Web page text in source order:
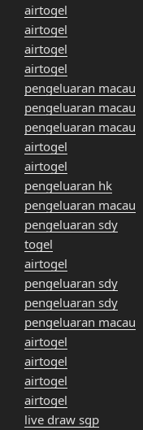
airtogel
airtogel
airtogel
airtogel
pengeluaran macau
pengeluaran macau
pengeluaran macau
airtogel
airtogel
pengeluaran hk
pengeluaran macau
pengeluaran sdy
togel
airtogel
pengeluaran sdy
pengeluaran sdy
pengeluaran macau
airtogel
airtogel
airtogel
airtogel
live draw sgp